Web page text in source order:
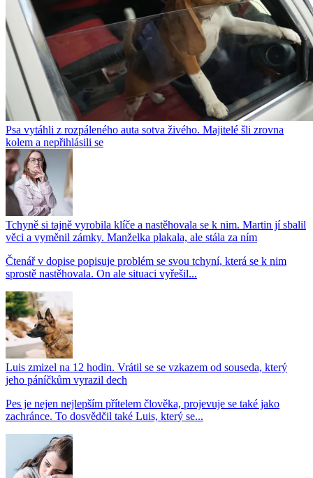
Psa vytáhli z rozpáleného auta sotva živého. Majitelé šli zrovna
kolem a nepřihlásili se
Tchyně si tajně vyrobila klíče a nastěhovala se k nim. Martin jí sbalil
věci a vyměnil zámky. Manželka plakala, ale stála za ním
Čtenář v dopise popisuje problém se svou tchyní, která se k nim
sprostě nastěhovala. On ale situaci vyřešil...
Luis zmizel na 12 hodin. Vrátil se se vzkazem od souseda, který
jeho páníčkům vyrazil dech
Pes je nejen nejlepším přítelem člověka, projevuje se také jako
zachránce. To dosvědčil také Luis, který se...